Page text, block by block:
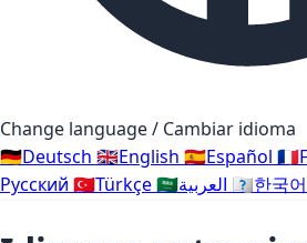
Change language / Cambiar idioma
🇩🇪Deutsch 🇬🇧English 🇪🇸Español 🇫🇷
Русский 🇹🇷Türkçe🇸🇦 🇰🇷한국어